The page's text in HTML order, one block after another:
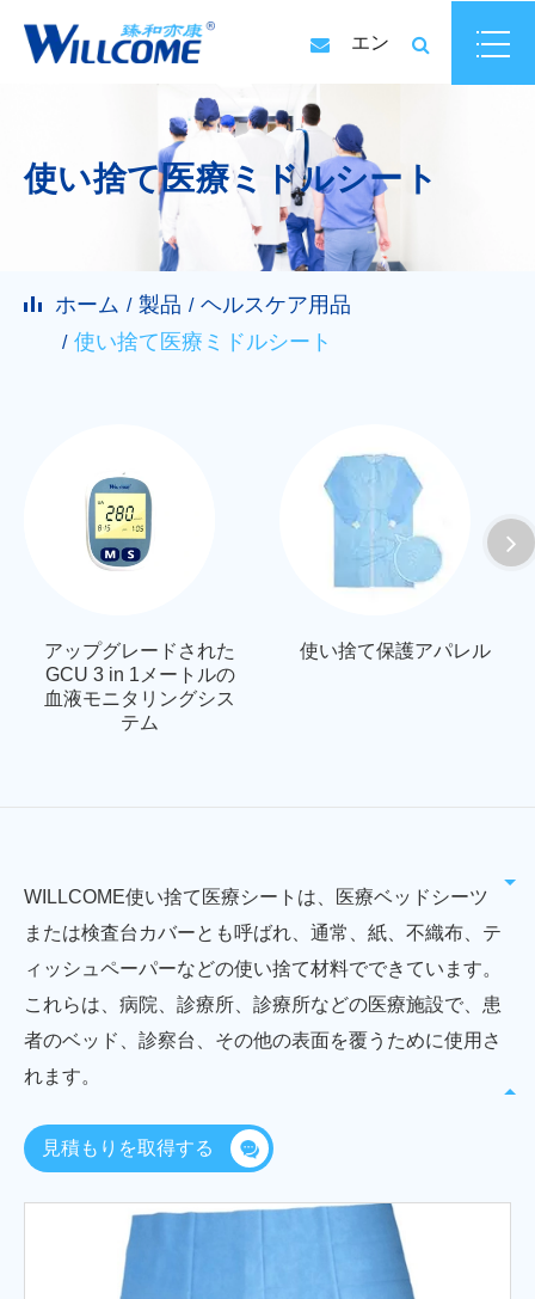
エン
使い捨て医療ミドルシート
ホーム 製品
ヘルスケア用品
使い捨て医療ミドルシート
アップグレードされた
GCU 3 in 1メートルの
血液モニタリングシス
テム
使い捨て保護アパレル
WILLCOME使い捨て医療シートは、医療ベッドシーツ
または検査台カバーとも呼ばれ、通常、紙、不織布、テ
ィッシュペーパーなどの使い捨て材料でできています。
これらは、病院、診療所、診療所などの医療施設で、患
者のベッド、診察台、その他の表面を覆うために使用さ
れます。
見積もりを取得する